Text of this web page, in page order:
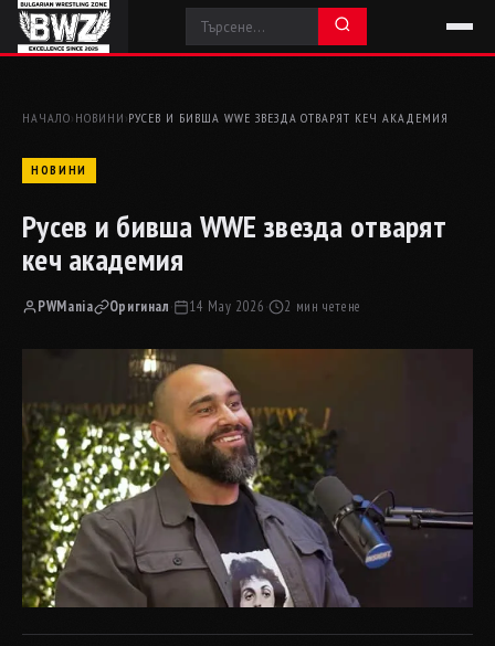
НАЧАЛО› НОВИНИ ›РУСЕВ И БИВША WWE ЗВЕЗДА ОТВАРЯТ КЕЧ АКАДЕМИЯ
НОВИНИ
Русев и бивша WWE звезда отварят
кеч академия
PWMania Оригинал· 14 May 2026· 2 мин четене